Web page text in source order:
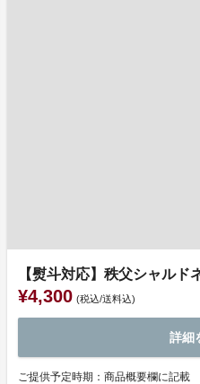
【熨斗対応】秩父シャルド
¥4,300 (税込/送料込)
詳細
ご提供予定時期：商品概要欄に記載